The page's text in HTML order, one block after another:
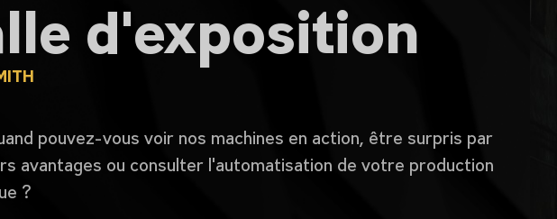
d'exposition
pouvez-vous voir nos machines en action, être surpris par
avantages ou consulter l'automatisation de votre production
?